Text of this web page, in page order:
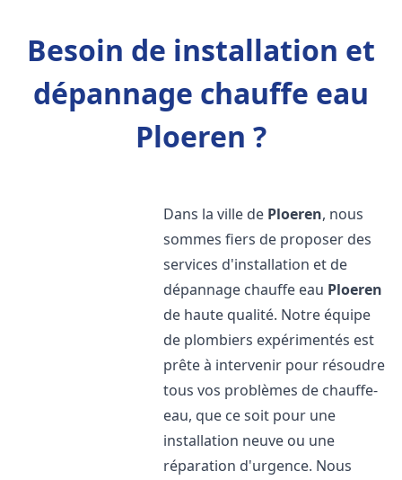
Besoin de installation et
dépannage chauffe eau
Ploeren ?
Dans la ville de Ploeren, nous
sommes fiers de proposer des
services d'installation et de
dépannage chauffe eau Ploeren
de haute qualité. Notre équipe
de plombiers expérimentés est
prête à intervenir pour résoudre
tous vos problèmes de chauffe-
eau, que ce soit pour une
installation neuve ou une
réparation d'urgence. Nous